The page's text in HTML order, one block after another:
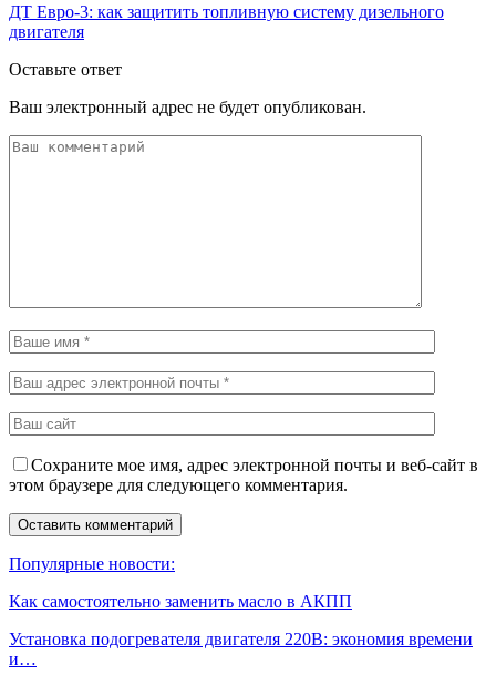
ДТ Евро-3: как защитить топливную систему дизельного
двигателя
Оставьте ответ
Ваш электронный адрес не будет опубликован.
Сохраните мое имя, адрес электронной почты и веб-сайт в
этом браузере для следующего комментария.
Популярные новости:
Как самостоятельно заменить масло в АКПП
Установка подогревателя двигателя 220В: экономия времени
и…